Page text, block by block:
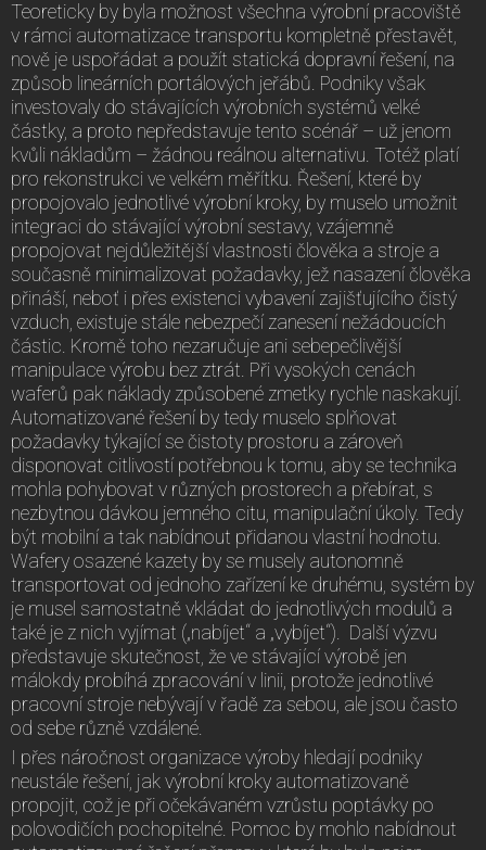
Teoreticky by byla možnost všechna výrobní pracoviště
v rámci automatizace transportu kompletně přestavět,
nově je uspořádat a použít statická dopravní řešení, na
způsob lineárních portálových jeřábů. Podniky však
investovaly do stávajících výrobních systémů velké
částky, a proto nepředstavuje tento scénář – už jenom
kvůli nákladům – žádnou reálnou alternativu. Totéž platí
pro rekonstrukci ve velkém měřítku. Řešení, které by
propojovalo jednotlivé výrobní kroky, by muselo umožnit
integraci do stávající výrobní sestavy, vzájemně
propojovat nejdůležitější vlastnosti člověka a stroje a
současně minimalizovat požadavky, jež nasazení člověka
přináší, neboť i přes existenci vybavení zajišťujícího čistý
vzduch, existuje stále nebezpečí zanesení nežádoucích
částic. Kromě toho nezaručuje ani sebepečlivější
manipulace výrobu bez ztrát. Při vysokých cenách
waferů pak náklady způsobené zmetky rychle naskakují.
Automatizované řešení by tedy muselo splňovat
požadavky týkající se čistoty prostoru a zároveň
disponovat citlivostí potřebnou k tomu, aby se technika
mohla pohybovat v různých prostorech a přebírat, s
nezbytnou dávkou jemného citu, manipulační úkoly. Tedy
být mobilní a tak nabídnout přidanou vlastní hodnotu.
Wafery osazené kazety by se musely autonomně
transportovat od jednoho zařízení ke druhému, systém by
je musel samostatně vkládat do jednotlivých modulů a
také je z nich vyjímat („nabíjet“ a „vybíjet“). Další výzvu
představuje skutečnost, že ve stávající výrobě jen
málokdy probíhá zpracování v linii, protože jednotlivé
pracovní stroje nebývají v řadě za sebou, ale jsou často
od sebe různě vzdálené.
I přes náročnost organizace výroby hledají podniky
neustále řešení, jak výrobní kroky automatizovaně
propojit, což je při očekávaném vzrůstu poptávky po
polovodičích pochopitelné. Pomoc by mohlo nabídnout